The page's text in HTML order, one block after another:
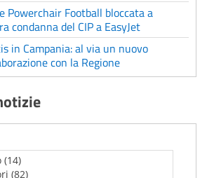
Powerchair Football bloccata a
condanna del CIP a EasyJet
in Campania: al via un nuovo
con la Regione